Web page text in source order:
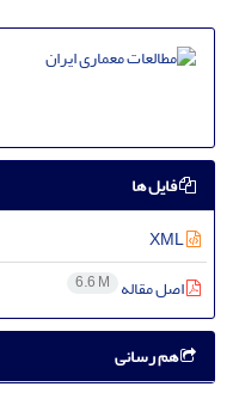
فایل ها
اصل مقاله 6.6 M
هم رسانی